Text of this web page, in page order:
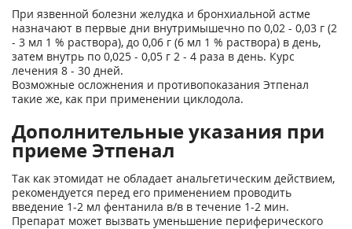
При язвенной болезни желудка и бронхиальной астме
назначают в первые дни внутримышечно по 0,02 - 0,03 г (2
- 3 мл 1 % раствора), до 0,06 г (6 мл 1 % раствора) в день,
затем внутрь по 0,025 - 0,05 г 2 - 4 раза в день. Курс
лечения 8 - 30 дней.
Возможные осложнения и противопоказания Этпенал
такие же, как при применении циклодола.
Дополнительные указания при
приеме Этпенал
Так как этомидат не обладает анальгетическим действием,
рекомендуется перед его применением проводить
введение 1-2 мл фентанила в/в в течение 1-2 мин.
Препарат может вызвать уменьшение периферического